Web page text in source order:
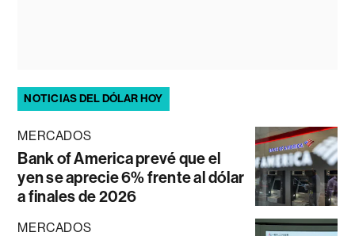
NOTICIAS DEL DÓLAR HOY
MERCADOS
Bank of America prevé que el
yen se aprecie 6% frente al dólar
a finales de 2026
MERCADOS